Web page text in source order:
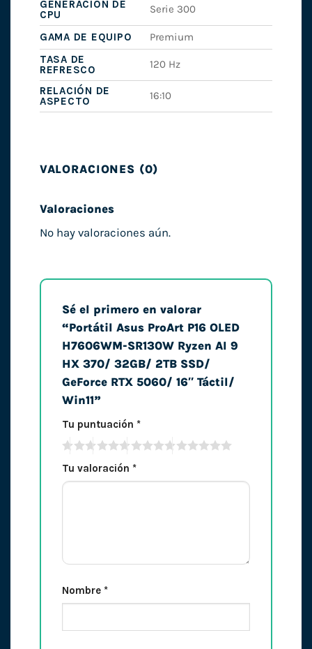
GENERACIÓN DE
CPU
Serie 300
GAMA DE EQUIPO
Premium
TASA DE
REFRESCO
120 Hz
RELACIÓN DE
ASPECTO
16:10
VALORACIONES (0)
Valoraciones
No hay valoraciones aún.
Sé el primero en valorar
“Portátil Asus ProArt P16 OLED
H7606WM-SR130W Ryzen AI 9
HX 370/ 32GB/ 2TB SSD/
GeForce RTX 5060/ 16″ Táctil/
Win11”
Tu puntuación *
Tu valoración *
Nombre *